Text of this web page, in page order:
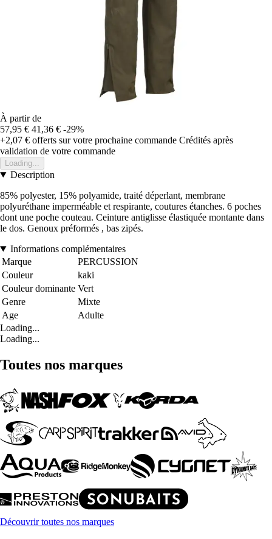
À partir de
57,95 € 41,36 € -29%
+2,07 € offerts sur votre prochaine commande Crédités après
validation de votre commande
Loading...
Description
85% polyester, 15% polyamide, traité déperlant, membrane
polyuréthane imperméable et respirante, coutures étanches. 6 poches
dont une poche couteau. Ceinture antiglisse élastiquée montante dans
le dos. Genoux préformés , bas zipés.
Informations complémentaires
Marque
PERCUSSION
Couleur
kaki
Couleur dominante Vert
Genre
Mixte
Age
Adulte
Loading...
Loading...
Toutes nos marques
Découvrir toutes nos marques